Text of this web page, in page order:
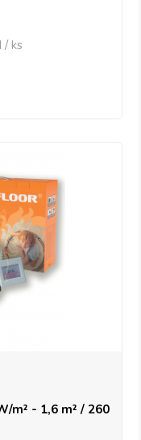
/ ks
m² - 1,6 m² / 260